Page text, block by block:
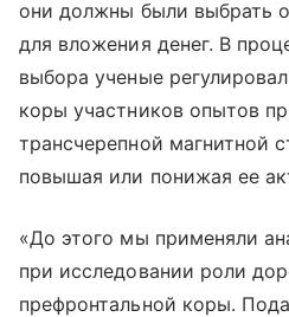
они должны были выбрать
для вложения денег. В
выбора ученые
коры участников опытов
трансчерепной магнитной
повышая или понижая ее
«До этого мы применяли
при исследовании роли
префронтальной коры.